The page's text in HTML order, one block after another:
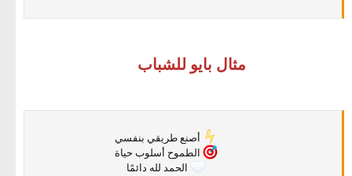
مثال بايو للشباب
أصنع طريقي بنفسي
الطموح أسلوب حياة
الحمد لله دائمًا